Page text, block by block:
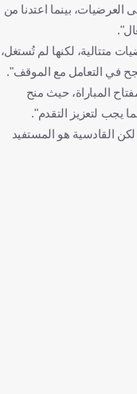
العرضيات، بينما اعتدنا من
عرضيات متتالية، لكنها لم تُستغل،
في التعامل مع الموقف".
المباراة، حيث منح
يجب لتعزيز التقدم".
لكن القادسية هو المستفيد